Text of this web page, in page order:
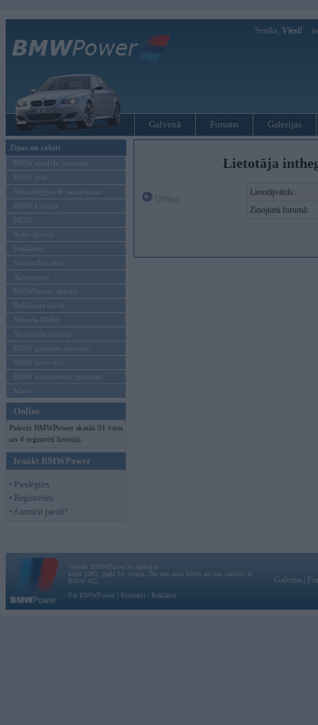
Sveiks, Viesi!
Galvenā Forums Galerijas
Ziņas un raksti
BMW modeļu jaunumi
BMW testi
Tehnoloģijas & sasniegumi
BMW Latvijā
MINI
Rolls-Royce
Pasākumi
Vadāmības tests
Autosports
BMWPower aktuāli
Reklāmas raksti
Mēneša BMW
Sērijveida tūnings
BMW pasaules jaunumi
BMW koncepti
BMW konkurentu jaunumi
Moto
Online
Pašreiz BMWPower skatās 91 viesi
un 4 reģistrēti lietotāji.
Ienākt BMWPower
• Pieslēgties
• Reģistrēties
• Aizmirsi paroli?
Lietotāja
Lietotājvārds:
Ziņojumi forumā:
Vortāls BMWPower.lv darbojas
kopš 2002. gada 14. maija. Tas nav auto klubs un nav saistīts ar
BMW AG.
Par BMWPower
Kontakti Reklāma
Galvena